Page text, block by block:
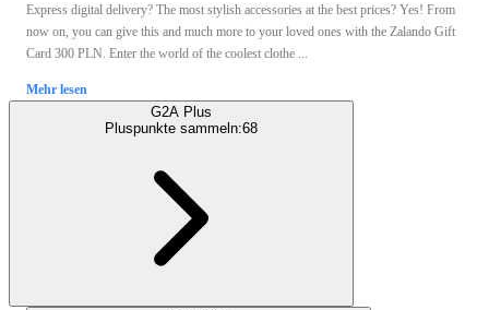
Express digital delivery? The most stylish accessories at the best prices? Yes! From
now on, you can give this and much more to your loved ones with the Zalando Gift
Card 300 PLN. Enter the world of the coolest clothe ...
Mehr lesen
G2A Plus
Pluspunkte sammeln:68